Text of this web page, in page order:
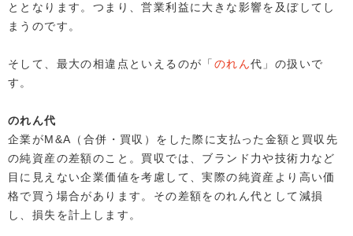
ととなります。つまり、営業利益に大きな影響を及ぼしてし
まうのです。
そして、最大の相違点といえるのが「 のれん代」の扱いで
す。
のれん代
企業がM&A（合併・買収）をした際に支払った金額と買収先
の純資産の差額のこと。買収では、ブランド力や技術力など
目に見えない企業価値を考慮して、実際の純資産より高い価
格で買う場合があります。その差額をのれん代として減損
し、損失を計上します。